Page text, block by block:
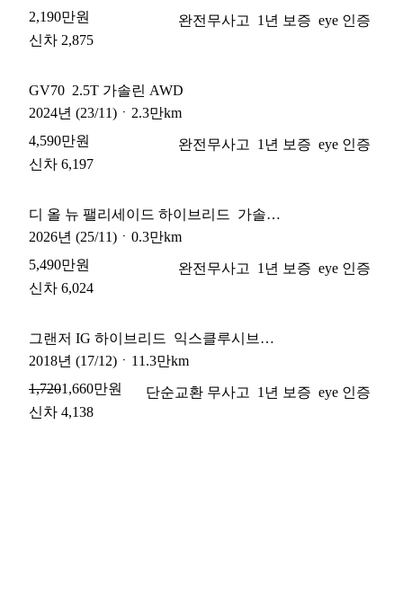
2,190만원
완전무사고 1년 보증 eye 인증
신차 2,875
GV70 2.5T 가솔린 AWD
2024년 (23/11) ㆍ 2.3만km
4,590만원
완전무사고 1년 보증 eye 인증
신차 6,197
디 올 뉴 팰리세이드 하이브리드
가솔린 터보 2.5 HEV 2WD 7인승
2026년 (25/11) ㆍ 0.3만km
5,490만원
완전무사고 1년 보증 eye 인증
신차 6,024
그랜저 IG 하이브리드 익스클루시브
스페셜
2018년 (17/12) ㆍ 11.3만km
1,7201,660만원 단순교환 무사고 1년 보증 eye 인증
신차 4,138